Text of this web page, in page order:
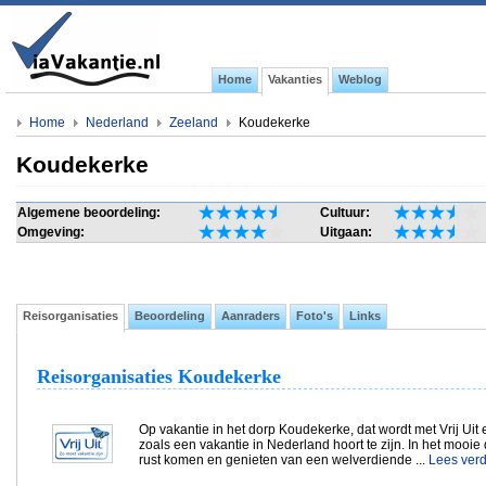
Home Vakanties Weblog
Home Nederland Zeeland Koudekerke
Koudekerke
Algemene beoordeling:
Cultuur:
Omgeving:
Uitgaan:
Reisorganisaties Beoordeling Aanraders Foto's Links
Reisorganisaties Koudekerke
Op vakantie in het dorp Koudekerke, dat wordt met Vrij
zoals een vakantie in Nederland hoort te zijn. In het
rust komen en genieten van een welverdiende ... Lees